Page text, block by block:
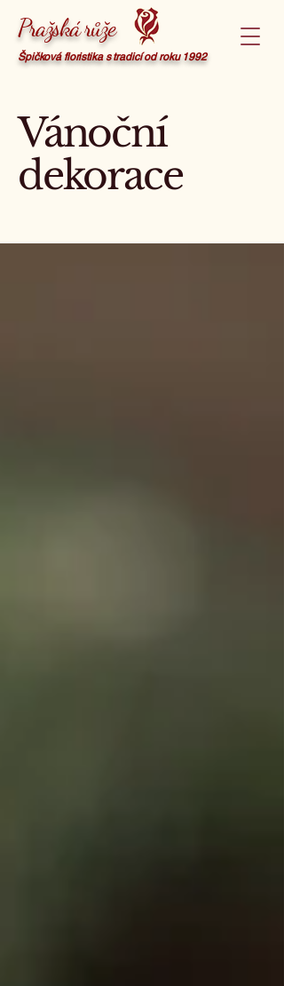
Pražská růže
Špičková floristika s tradicí od roku 1992
Vánoční
dekorace